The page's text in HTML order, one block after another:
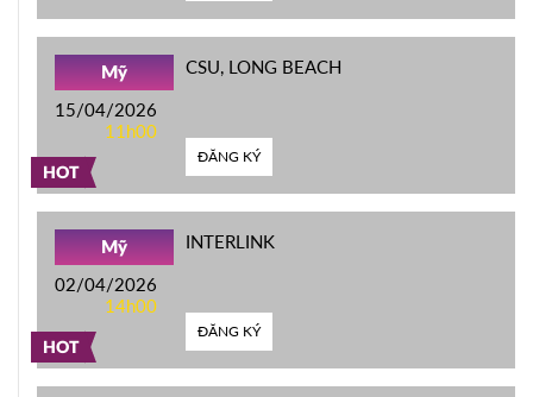
HOT
Mỹ
15/04/2026
11h00
CSU, LONG BEACH
ĐĂNG KÝ
HOT
Mỹ
02/04/2026
14h00
INTERLINK
ĐĂNG KÝ